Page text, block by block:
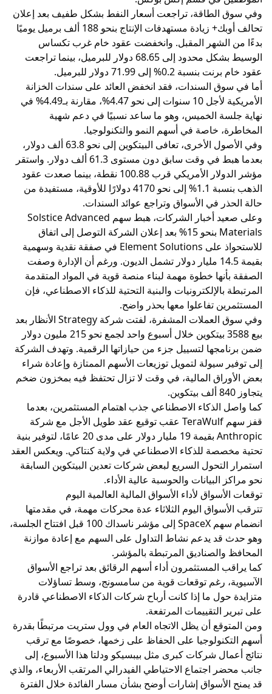
وفي سوق الطاقة، تراجعت أسعار النفط بشكل طفيف بعد إعلان
تحالف أوبك+ زيادة مستهدفات الإنتاج بنحو 188 ألف برميل يوميًا
بدءًا من الشهر المقبل. وانخفضت عقود خام غرب تكساس
الوسيط بشكل محدود إلى 68.65 دولار للبرميل، بينما تراجعت
عقود خام برنت بنسبة 0.2% إلى 71.99 دولار للبرميل.
أما في سوق السندات، فقد انخفض العائد على سندات الخزانة
الأمريكية لأجل 10 سنوات إلى نحو 4.47%، مقارنة بـ4.49% في
نهاية جلسة الخميس، وهو ما ساعد نسبيًا في دعم شهية
المخاطرة، خاصة في أسهم النمو والتكنولوجيا.
وفي الأصول الأخرى، تعافى البيتكوين إلى نحو 63.8 ألف دولار،
بعدما هبط في وقت سابق دون مستوى 61.3 ألف دولار. واستقر
مؤشر الدولار الأمريكي قرب 100.88 نقطة، بينما صعدت عقود
الذهب بنسبة 1.1% إلى نحو 4170 دولارًا للأوقية، مستفيدة من
حالة الحذر في الأسواق وتراجع عوائد السندات.
وعلى صعيد أخبار الشركات، هبط سهم Solstice Advanced
Materials بنحو 15% بعد إعلان الشركة التوصل إلى اتفاق
للاستحواذ على Element Solutions في صفقة نقدية وسهمية
بقيمة 14.5 مليار دولار تشمل الديون. ورغم أن الإدارة وصفت
الصفقة بأنها خطوة مهمة لبناء منصة قوية في المواد المتقدمة
المرتبطة بالإلكترونيات والبنية التحتية للذكاء الاصطناعي، فإن
المستثمرين تفاعلوا معها بحذر واضح.
وفي سوق العملات المشفرة، لفتت شركة Strategy الأنظار بعد
بيع 3588 بيتكوين خلال أسبوع واحد لجمع نحو 215 مليون دولار
ضمن برنامجها لتسييل جزء من حيازاتها الرقمية. وتهدف الشركة
إلى توفير سيولة لتمويل توزيعات الأسهم الممتازة وإعادة شراء
بعض الأوراق المالية، في وقت لا تزال تحتفظ فيه بمخزون ضخم
يتجاوز 840 ألف بيتكوين.
كما واصل الذكاء الاصطناعي جذب اهتمام المستثمرين، بعدما
قفز سهم TeraWulf عقب توقيع عقد طويل الأجل مع شركة
Anthropic بقيمة 19 مليار دولار على مدى 20 عامًا، لتوفير بنية
تحتية مخصصة للذكاء الاصطناعي في ولاية كنتاكي. ويعكس العقد
استمرار التحول السريع لبعض شركات تعدين البيتكوين السابقة
نحو مراكز البيانات والحوسبة عالية الأداء.
توقعات الأسواق لأداء الأسواق المالية العالمية اليوم
تترقب الأسواق اليوم الثلاثاء عدة محركات مهمة، في مقدمتها
انضمام سهم SpaceX إلى مؤشر ناسداك 100 قبل افتتاح الجلسة،
وهو حدث قد يدعم نشاط التداول على السهم مع إعادة موازنة
المحافظ والصناديق المرتبطة بالمؤشر.
كما يراقب المستثمرون أداء أسهم الرقائق بعد تراجع الأسواق
الآسيوية، رغم توقعات قوية من سامسونج، وسط تساؤلات
متزايدة حول ما إذا كانت أرباح شركات الذكاء الاصطناعي قادرة
على تبرير التقييمات المرتفعة.
ومن المتوقع أن يظل الاتجاه العام في وول ستريت مرتبطًا بقدرة
أسهم التكنولوجيا على الحفاظ على زخمها، خصوصًا مع ترقب
نتائج أعمال شركات كبرى مثل بيبسيكو ودلتا هذا الأسبوع، إلى
جانب محضر اجتماع الاحتياطي الفيدرالي المرتقب الأربعاء، والذي
قد يمنح الأسواق إشارات أوضح بشأن مسار الفائدة خلال الفترة